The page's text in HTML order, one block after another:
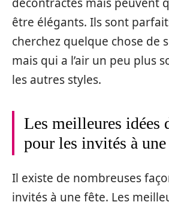
être élégants. Ils sont
cherchez quelque chose de
mais qui a l’air un peu plus
les autres styles.
Les meilleures idées
pour les invités à
Il existe de nombreuses
invités à une fête. Les